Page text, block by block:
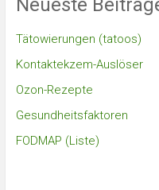
Neueste
Tätowierungen (tatoos)
Kontaktekzem-Auslöser
Ozon-Rezepte
Gesundheitsfaktoren
FODMAP (Liste)